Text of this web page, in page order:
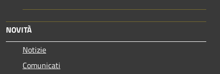
NOVITÀ
Notizie
Comunicati